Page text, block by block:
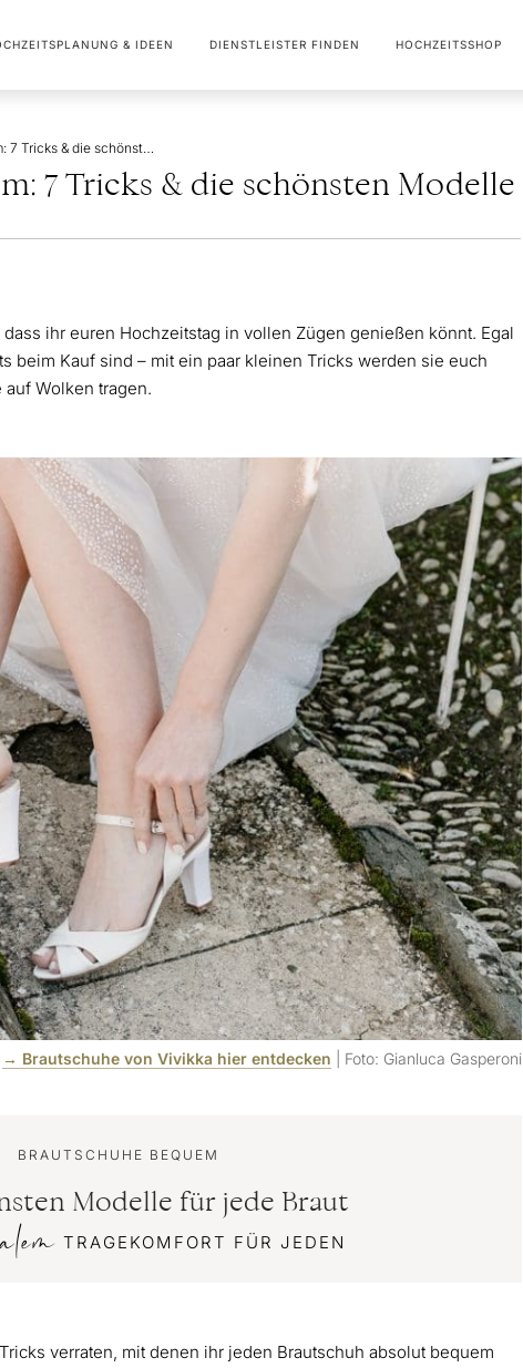
& IDEEN DIENSTLEISTER FINDEN HOCHZEITSSHOP
Brautschuhe bequem: 7 Tricks & die schönsten Modelle
7 Tricks & die schönsten Modelle
ihr euren Hochzeitstag in vollen Zügen genießen könnt. Egal
beim Kauf sind – mit ein paar kleinen Tricks werden sie euch
Wolken tragen.
→ Brautschuhe von Vivikka hier entdecken | Foto: Gianluca Gasperoni
BRAUTSCHUHE BEQUEM
Modelle für jede Braut
TRAGEKOMFORT FÜR JEDEN
verraten, mit denen ihr jeden Brautschuh absolut bequem